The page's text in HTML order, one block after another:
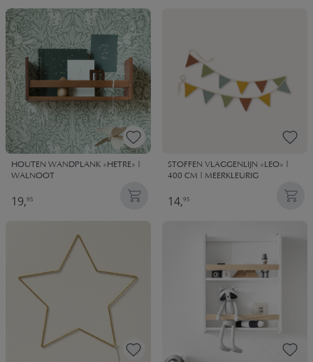
HOUTEN WANDPLANK «HETRE» |
WALNOOT
19,95
STOFFEN VLAGGENLIJN «LEO» |
400 CM | MEERKLEURIG
14,95